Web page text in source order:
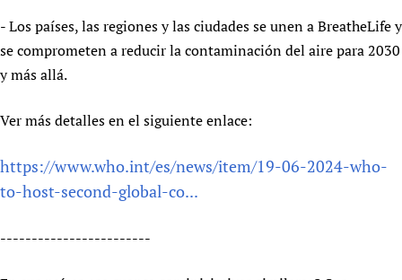
- Los países, las regiones y las ciudades se unen a BreatheLife y
se comprometen a reducir la contaminación del aire para 2030
y más allá.
Ver más detalles en el siguiente enlace:
https://www.who.int/es/news/item/19-06-2024-who-
to-host-second-global-co...
------------------------